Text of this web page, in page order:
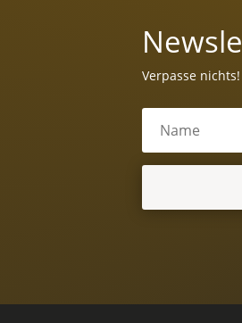
Verpasse